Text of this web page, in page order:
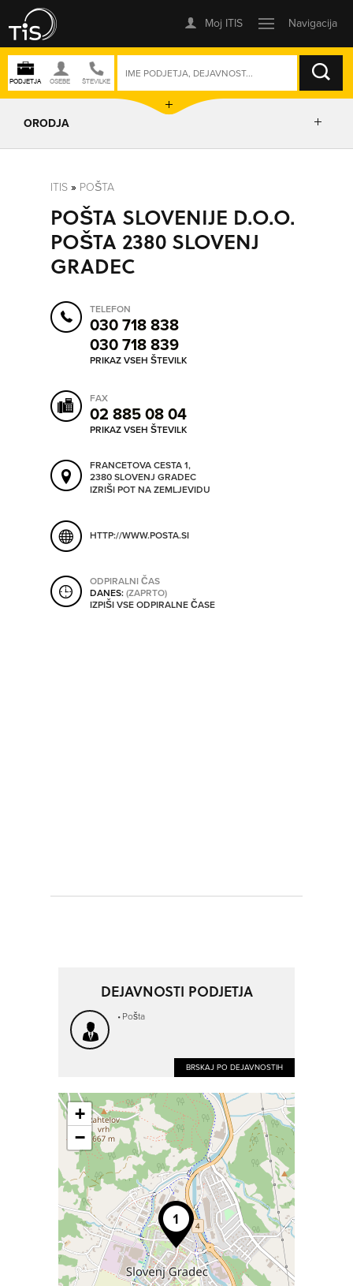
ISKANJE
SO TRENUTNO ODPRTA
ORODJA
POSLOVNE ENOTE
IZRIŠI POT
POŠLJI SMS
ORODJA
SHRANI V MOJ ITIS
ITIS » POŠTA
POŠTA SLOVENIJE D.O.O.
POŠTA 2380 SLOVENJ
GRADEC
TELEFON
030 718 838
030 718 839
PRIKAZ VSEH ŠTEVILK
FAX
02 885 08 04
PRIKAZ VSEH ŠTEVILK
FRANCETOVA CESTA 1,
2380 SLOVENJ GRADEC
IZRIŠI POT NA ZEMLJEVIDU
HTTP://WWW.POSTA.SI
ODPIRALNI ČAS
DANES:(ZAPRTO)
IZPIŠI VSE ODPIRALNE ČASE
DEJAVNOSTI PODJETJA
Pošta
BRSKAJ PO DEJAVNOSTIH
+
−